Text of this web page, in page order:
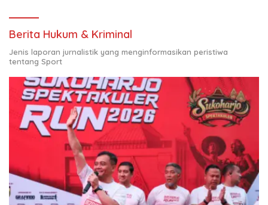
Berita Hukum & Kriminal
Jenis laporan jurnalistik yang menginformasikan peristiwa
tentang Sport